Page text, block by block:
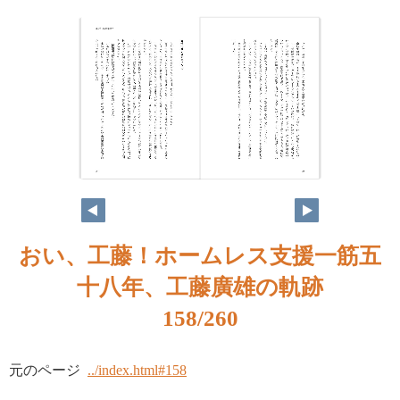
おい、工藤！ホームレス支援一筋五
十八年、工藤廣雄の軌跡
158/260
元のページ ../index.html#158